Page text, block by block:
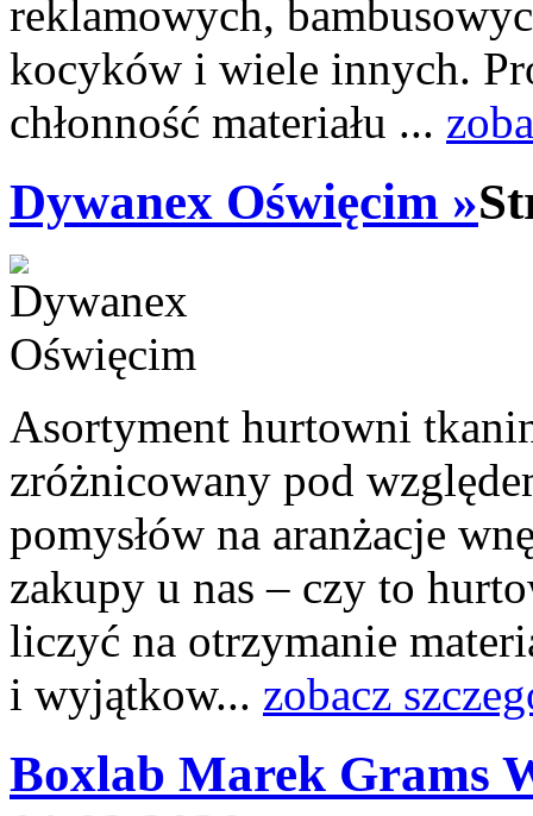
reklamowych,
kocyków i wiele innych.
chłonność materiału ...
Dywanex Oświęcim »
Asortyment hurtowni
zróżnicowany pod
pomysłów na aranżacje
zakupy u nas – czy to
liczyć na otrzymanie
i wyjątkow... zobacz
Boxlab Marek Grams